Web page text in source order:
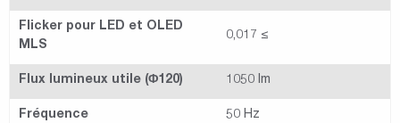
Flicker pour LED et OLED
MLS
0,017 ≤
Flux lumineux utile (Φ120) 1050 lm
Fréquence 50 Hz